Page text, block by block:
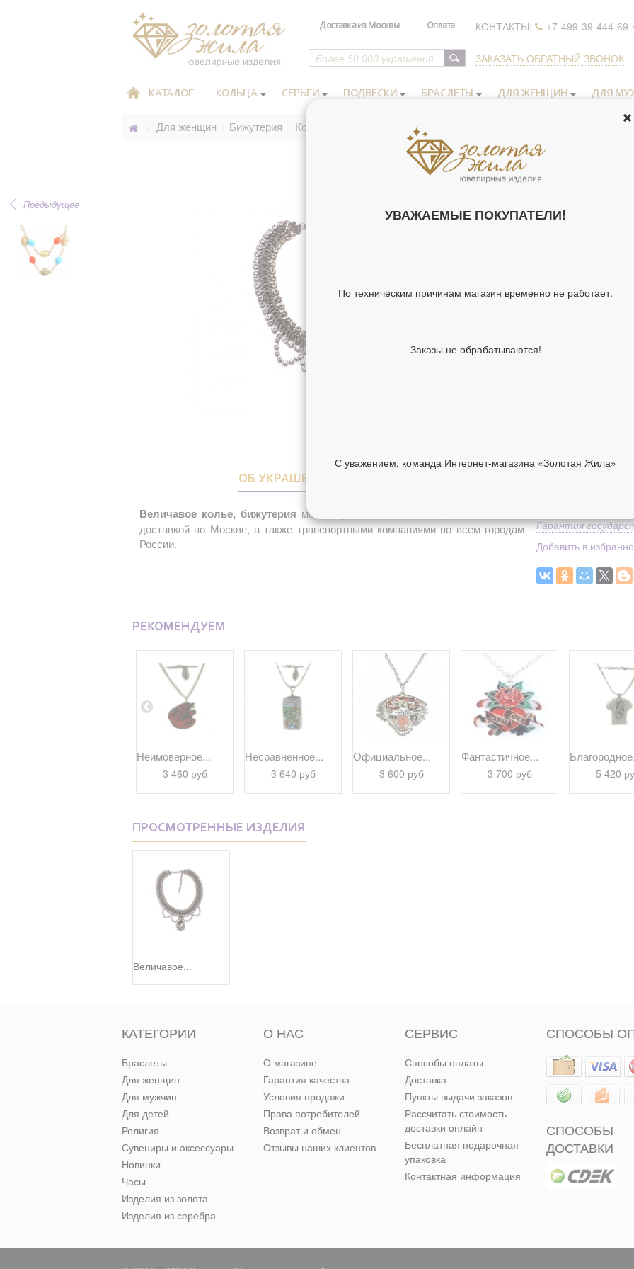
Доставка из Москвы Оплата КОНТАКТЫ: +7-499-39-444-69
ЗАКАЗАТЬ ОБРАТНЫЙ ЗВОНОК
КАТАЛОГ КОЛЬЦА СЕРЬГИ ПОДВЕСКИ БРАСЛЕТЫ ДЛЯ ЖЕНЩИН ДЛЯ
Для женщин Бижутерия Колье бижутерия Величавое колье, бижутерия
Предыдущее
ОБ УКРАШЕНИИ
Величавое колье, бижутерия можно купить в нашем интернет-магазине с
доставкой по Москве, а также транспортными компаниями по всем городам
России.
(АРТ. 105907)
Вставка
Классификация
производителя
Средний вес
Гарантия
Добавить в
РЕКОМЕНДУЕМ
Неимоверное...
3 460 руб
Несравненное...
3 640 руб
Официальное...
3 600 руб
Фантастичное...
3 700 руб 5 420
ПРОСМОТРЕННЫЕ ИЗДЕЛИЯ
Величавое...
КАТЕГОРИИ
Браслеты
Для женщин
Для мужчин
Для детей
Религия
Сувениры и аксессуары
Новинки
Часы
Изделия из золота
Изделия из серебра
О НАС
О магазине
Гарантия качества
Условия продажи
Права потребителей
Возврат и обмен
Отзывы наших клиентов
СЕРВИС
Способы оплаты
Доставка
Пункты выдачи заказов
Рассчитать стоимость
доставки онлайн
Бесплатная подарочная
упаковка
Контактная информация
СПОСОБЫ
СПОСОБЫ
ДОСТАВКИ
УВАЖАЕМЫЕ ПОКУПАТЕЛИ!
По техническим причинам магазин временно не работает.
Заказы не обрабатываются!
С уважением, команда Интернет-магазина «Золотая Жила»